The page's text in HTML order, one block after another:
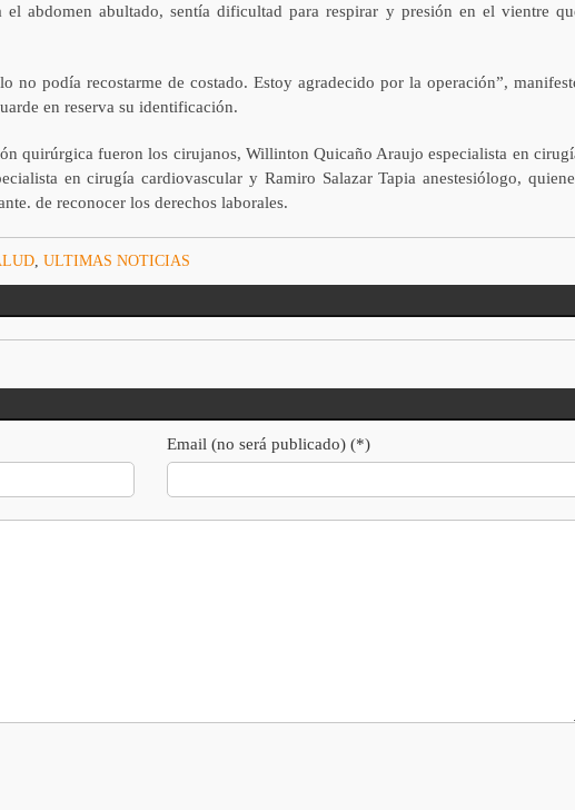
el abdomen abultado, sentía dificultad para respirar y presión en el vientre
no podía recostarme de costado. Estoy agradecido por la operación”,
en reserva su identificación.
quirúrgica fueron los cirujanos, Willinton Quicaño Araujo especialista en
en cirugía cardiovascular y Ramiro Salazar Tapia anestesiólogo,
de reconocer los derechos laborales.
, ULTIMAS NOTICIAS
Email (no será publicado) (*)